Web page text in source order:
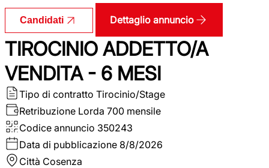
Candidati Dettaglio annuncio
TIROCINIO ADDETTO/A
VENDITA - 6 MESI
Tipo di contratto Tirocinio/Stage
Retribuzione Lorda 700 mensile
Codice annuncio 350243
Data di pubblicazione 8/8/2026
Città Cosenza